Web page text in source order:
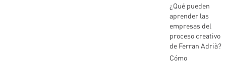
¿Qué pueden
aprender las
empresas del
proceso creativo
de Ferran Adrià?
Cómo